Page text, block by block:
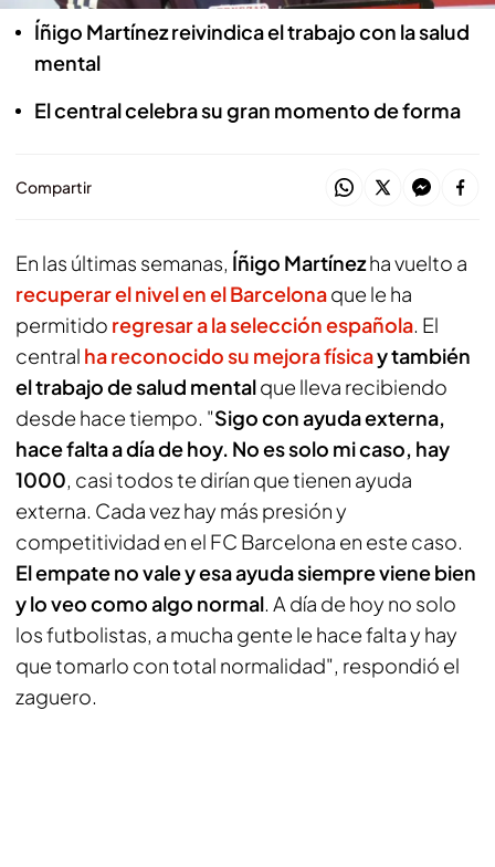
Íñigo Martínez reivindica el trabajo con la salud
mental
El central celebra su gran momento de forma
Compartir
En las últimas semanas, Íñigo Martínezha vuelto a
recuperar el nivel en el Barcelonaque le ha
permitido regresar a la selección española. El
central ha reconocido su mejora físicay también
el trabajo de salud mentalque lleva recibiendo
desde hace tiempo. "Sigo con ayuda externa,
hace falta a día de hoy. No es solo mi caso, hay
1000, casi todos te dirían que tienen ayuda
externa. Cada vez hay más presión y
competitividad en el FC Barcelona en este caso.
El empate no vale y esa ayuda siempre viene bien
y lo veo como algo normal. A día de hoy no solo
los futbolistas, a mucha gente le hace falta y hay
que tomarlo con total normalidad", respondió el
zaguero.